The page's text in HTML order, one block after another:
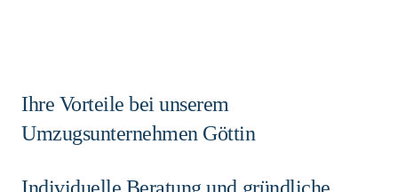
Ihre Vorteile bei unserem
Umzugsunternehmen Göttin
Individuelle Beratung und gründliche